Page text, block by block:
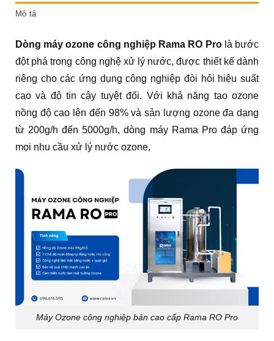
Mô tả
Dòng máy ozone công nghiệp Rama RO Prolà bước
đột phá trong công nghệ xử lý nước, được thiết kế dành
riêng cho các ứng dụng công nghiệp đòi hỏi hiệu suất
cao và độ tin cậy tuyệt đối. Với khả năng tạo ozone
nồng độ cao lên đến 98% và sản lượng ozone đa dạng
từ 200g/h đến 5000g/h, dòng máy Rama Pro đáp ứng
mọi nhu cầu xử lý nước ozone,
Máy Ozone công nghiệp bản cao cấp Rama RO Pro